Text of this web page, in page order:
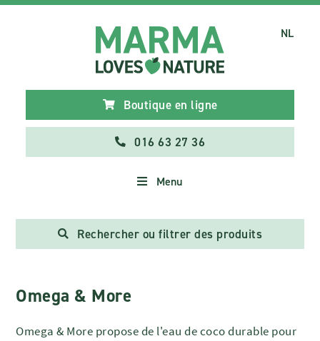
Boutique en ligne
016 63 27 36
Menu
NL
Rechercher ou filtrer des produits
Omega & More
Omega & More propose de l'eaude coco durable pour